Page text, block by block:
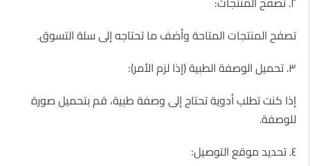
تصفح المنتجات المتاحة وأضف ما تحتاجه إلى سلة التسوق.
٣. تحميل الوصفة الطبية (إذا لزم الأمر):
إذا كنت تطلب أدوية تحتاج إلى وصفة طبية، قم بتحميل صورة
للوصفة.
٤. تحديد موقع التوصيل: